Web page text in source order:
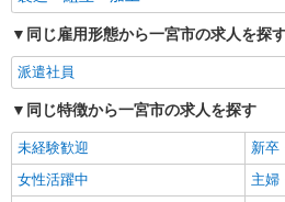
同じ雇用形態から一宮市の求人を探
派遣社員
同じ特徴から一宮市の求人を探す
未経験歓迎
新卒
女性活躍中
主婦